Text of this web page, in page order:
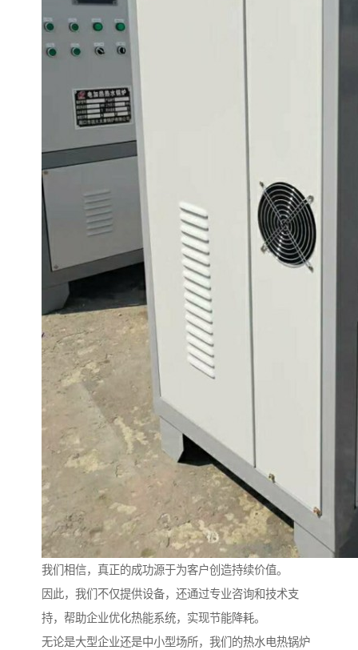
我们相信，真正的成功源于为客户创造持续价值。
因此，我们不仅提供设备，还通过专业咨询和技术支
持，帮助企业优化热能系统，实现节能降耗。
无论是大型企业还是中小型场所，我们的热水电热锅炉